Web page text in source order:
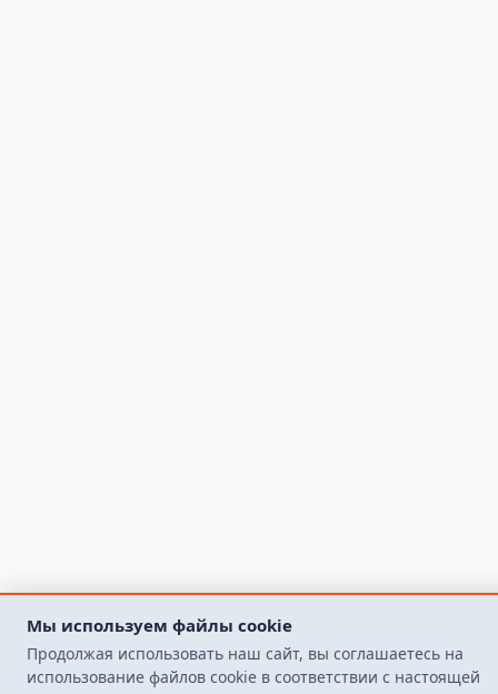
Мы используем файлы cookie
Продолжая использовать наш сайт, вы соглашаетесь на
использование файлов cookie в соответствии с настоящей